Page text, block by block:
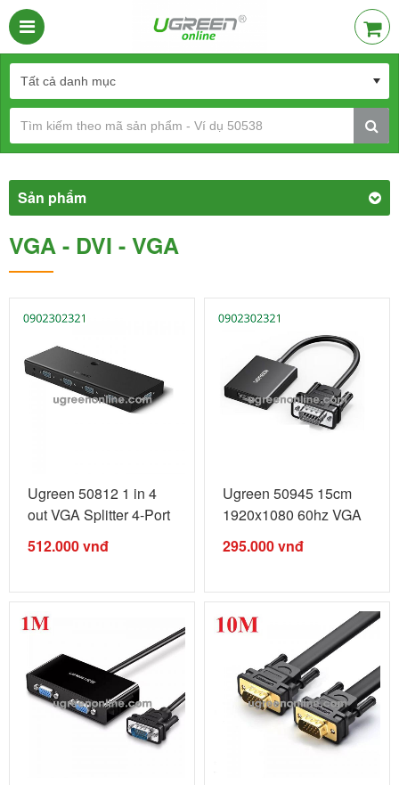
Sản phẩm
VGA - DVI - VGA
Ugreen 50812 1 in 4
out VGA Splitter 4-Port
CM152 ...
512.000vnđ
Ugreen 50945 15cm
1920x1080 60hz VGA
pc + audio ...
295.000vnđ